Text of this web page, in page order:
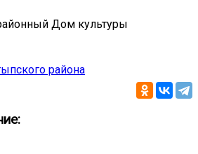
Дом культуры
района